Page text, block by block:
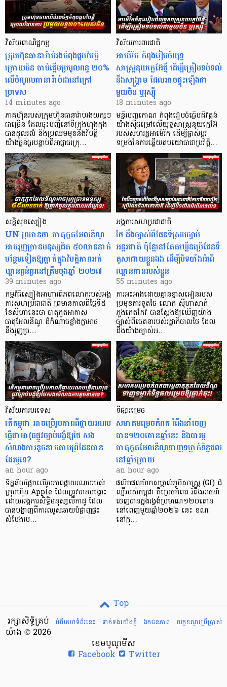
វិស័យពាណិជ្ជកម្ម
ក្រុមហ៊ុនធានារ៉ាប់រងកំពុងជួបវិបត្តិ
ក្រោយចិន ចាប់ផ្តើមប្រមូលពន្ធ ២០%
លើចំណូលធានារ៉ាប់រងនៅក្រៅ
ប្រទេស
14 minutes ago
ភាគហ៊ុនរបស់ក្រុមហ៊ុនធានារ៉ាប់រងយក្សៗ
ជាច្រើន ដែលចុះបញ្ជីនៅទីក្រុងហុងកុង
បានដួលរលំ និងប្រឈមមុខនឹងវិបត្តិ
យ៉ាងធ្ងន់ធ្ងរបន្ទាប់ពីអាជ្ញាធរក្រុ…
វិស័យការពារជាតិ
អាម៉េរិក កំពុងរៀបចំយុទ្ធ
សាស្ត្រនុយក្លេអ៊ែថ្មី ដើម្បីត្រៀមទប់ទល់
នឹងសង្គ្រាម ដែលអាចផ្ទុះឡើងជា
មួយចិន ឬរុស្ស៊ី
18 minutes ago
មន្ទីរបញ្ចកោណ កំពុងរៀបចំធ្វើបដិវត្តន៍
យ៉ាងស៊ីជម្រៅលើយុទ្ធសាស្ត្រនុយក្លេអ៊ែ
របស់សហរដ្ឋអាម៉េរិក ដើម្បីផ្លាស់ប្តូរ
ទម្រង់នៃការឆ្លើយតបយោធាជាប្រវត្តិ…
សន្តិសុខស្បៀង
UN ព្រមានថា បាតុភូតអែលនីណូ
អាចរុញច្រានមនុស្សជិត ៥០លាននាក់
បន្ថែមទៀតឱ្យធ្លាក់ក្នុងវិបត្តិ​ភាពអត់
ឃ្លានធ្ងន់ធ្ងរនៅត្រឹមចុងឆ្នាំ ២០២៧
39 minutes ago
កម្មវិធីស្បៀងអាហារពិភពលោករបស់អង្គ
ការសហប្រជាជាតិ ព្រមាន​កាលពីថ្ងៃទី៥
ខែសីហានេះថា បាតុភូតអាកាស
ធាតុអែលនីណូ ដ៏កំណាចខ្លាំងក្លាអាច
នឹងរុញច្រ…
អង្គការសហប្រជាជាតិ
ថៃ ដឹងច្បាស់ពីផែនទីស្របច្បាប់
អន្តរជាតិ ប៉ុន្តែនៅតែគឃ្លើនប្រើផែនទី
គូសដោយខ្លួនឯង ដើម្បីបិទបាំងអំពើ
ឈ្លានពានរបស់ខ្លួន
55 minutes ago
ការអះអាងដោយគ្មានខ្មាសអៀនរបស់
ប្រមុខការទូតថៃ លោក ស៊ីហាសាក់
ភួងកេតកែវ បានស្តែងឱ្យឃើញយ៉ាង
ច្បាស់ពីចេតនារបស់រដ្ឋាភិបាលថៃ ដែល
ដឹងយ៉ាងច្បាស់អ…
វិស័យការបរទេស
តើកម្ពុជា អាចប្រើរូបភាពពីផ្កាយរណប
ធ្វើជាអាវុធផ្លូវច្បាប់បង្ខំឱ្យថៃ សង
សំណងការខូចខាតតាមព្រំដែនបាន
ដែរឬទេ?​
an hour ago
ទិន្នន័យផ្អែកលើរូបភាពផ្កាយរណបរបស់
ក្រុមហ៊ុន Apple ដែលត្រូវបានបង្ហោះ
ដោយអង្គការសិទ្ធិមនុស្សលីកាដូ ដែល
បានបង្ហាញពីការឈូសឆាយបំផ្លាញផ្ទះ
សំបែងរប…
ទីផ្សារម្រេច
សមាគមម្រេចកំពត រំពឹងនាំចេញ
បាន១២០តោនឆ្នាំនេះ និងបារម្ភ
បាតុភូតអែលនីណូទាញទម្លាក់ទិន្នផល
នៅឆ្នាំក្រោយ
an hour ago
ផលិតផលម៉ាកសម្គាល់ភូមិសាស្ត្រ (GI) ដ៏
ល្បីរបស់កម្ពុជា គឺម្រេចកំពត រំពឹងអាចនាំ
ចេញបានក្នុងរង្វង់ប្រមាណ១២០តោន
នៅពេញមួយឆ្នាំ២០២៦ នេះ ខណៈ
នៅក្នុ…
Top
អំពីគេហទំព័រនេះ
ទាក់ទងយើងខ្ញំ ឯកជនភាព លក្ខខណ្ឌ​ប្រើ​ប្រាស់
រក្សាសិទ្ធិគ្រប់
យ៉ាង © 2026
ខេមបូណូមីស
Facebook
Twitter